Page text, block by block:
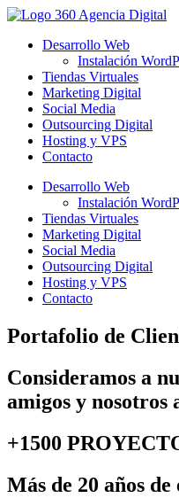
Desarrollo Web
Instalación
Tiendas Virtuales
Marketing Digital
Social Media
Outsourcing Digital
Hosting y VPS
Contacto
Desarrollo Web
Instalación
Tiendas Virtuales
Marketing Digital
Social Media
Outsourcing Digital
Hosting y VPS
Contacto
Portafolio de
Consideramos a
amigos y nosotros
+1500
Más de 20 años